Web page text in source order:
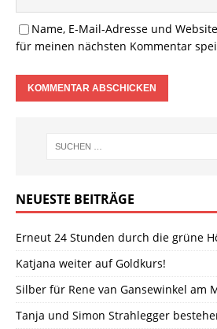
Name, E-Mail-Adresse und
für meinen nächsten Kommentar
NEUESTE BEITRÄGE
Erneut 24 Stunden durch die grüne
Katjana weiter auf Goldkurs!
Silber für Rene van Gansewinkel am
Tanja und Simon Strahlegger